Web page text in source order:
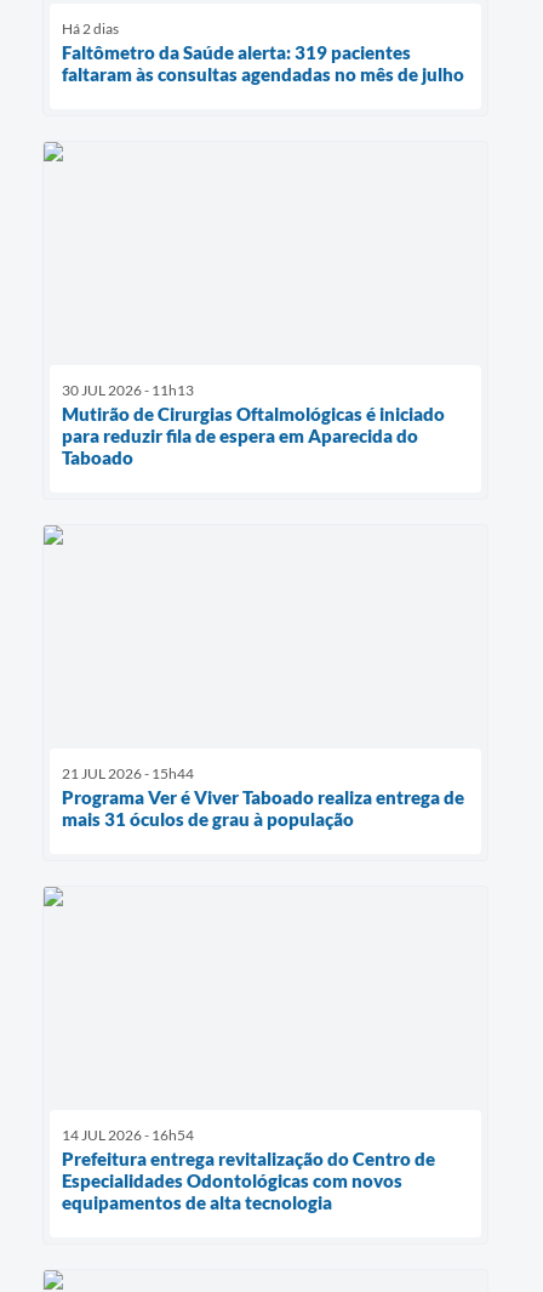
Há 2 dias
Faltômetro da Saúde alerta: 319 pacientes
faltaram às consultas agendadas no mês de julho
30 JUL 2026 - 11h13
Mutirão de Cirurgias Oftalmológicas é iniciado
para reduzir fila de espera em Aparecida do
Taboado
21 JUL 2026 - 15h44
Programa Ver é Viver Taboado realiza entrega de
mais 31 óculos de grau à população
14 JUL 2026 - 16h54
Prefeitura entrega revitalização do Centro de
Especialidades Odontológicas com novos
equipamentos de alta tecnologia